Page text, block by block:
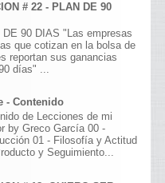
# 22 - PLAN DE 90
DE 90 DIAS "Las empresas
que cotizan en la bolsa de
reportan sus ganancias
días" ...
- Contenido
de Lecciones de mi
by Greco García 00 -
01 - Filosofía y Actitud
y Seguimiento...